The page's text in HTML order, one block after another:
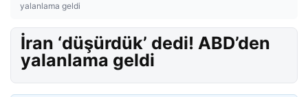
yalanlama geldi
İran ‘düşürdük’ dedi! ABD’den
yalanlama geldi